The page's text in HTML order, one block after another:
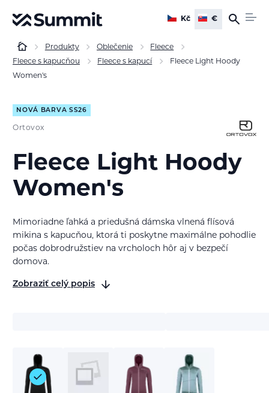
Kč €
Produkty Oblečenie
Fleece
Fleece s kapucňou
Fleece s kapucí
Fleece Light Hoody
Women's
NOVÁ BARVA SS26
Ortovox
Fleece Light Hoody
Women's
Mimoriadne ľahká a priedušná dámska vlnená flísová
mikina s kapucňou, ktorá ti poskytne maximálne pohodlie
počas dobrodružstiev na vrcholoch hôr aj v bezpečí
domova.
Zobraziť celý popis